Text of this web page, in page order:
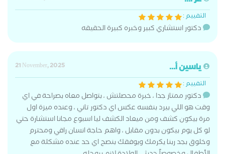
التقييم :
دكتور استشاري كبير وخبره كبيرة الحقيقه
ياسين أ...
21 November, 2025
التقييم :
دكتور ممتاز جدا ، خبرة محصلتش ، بتواصل معاه بصراحة في اي
وقت هو اللي بيرد بنفسه عكس اي دكتور تاني ، وعنده ميزة اول
مرة بيكون كشف ومن ميعاد الكشف ليا اسبوع مجانا استشارة حتي
لو كل يوم بيكون بدون مقابل ، واهم حاجة انسان راقي ومحترم
وخلوق بجد ربنا يكرمك ويوفقك بنصح اي حد عنده مشكلة مع